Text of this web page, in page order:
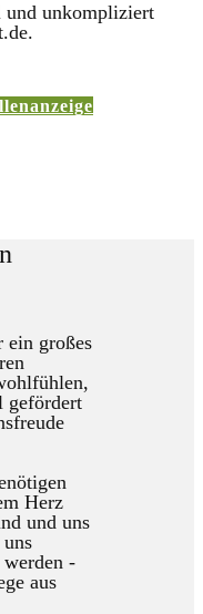
und unkompliziert
ein großes
gefördert
Herz
und uns
werden -
aus